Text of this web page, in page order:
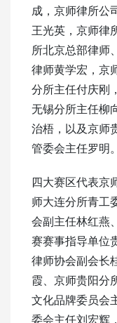
成，京师律所公
王光英，京师律
所北京总部律师
律师黄学宏，京
分所主任付庆刚
无锡分所主任柳
治梧，以及京师
管委会主任罗明。
四大赛区代表京
师大连分所青工
会副主任林红燕
赛赛事指导单位
律师协会副会长
霞、京师贵阳分
文化品牌委员会
委会主任刘宏辉